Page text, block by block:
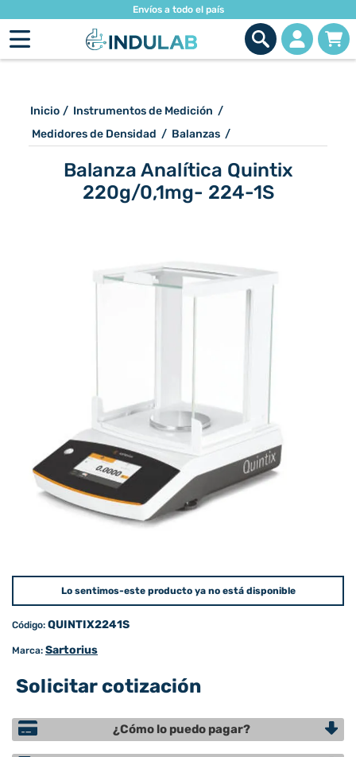
Envíos a todo el país
Inicio / Instrumentos de Medición /
Medidores de Densidad / Balanzas /
Balanza Analítica Quintix
220g/0,1mg- 224-1S
Lo sentimos-este producto ya no está disponible
Código: QUINTIX2241S
Marca: Sartorius
Solicitar cotización
¿Cómo lo puedo pagar?